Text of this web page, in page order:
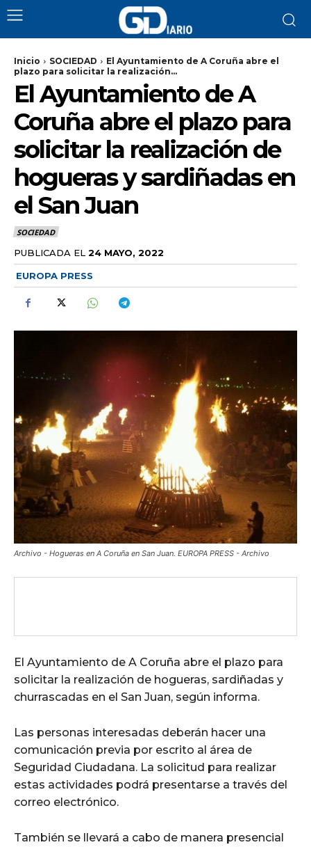
Inicio SOCIEDAD
El Ayuntamiento de A Coruña abre el
plazo para solicitar la realización...
El Ayuntamiento de A
Coruña abre el plazo para
solicitar la realización de
hogueras y sardiñadas en
el San Juan
SOCIEDAD
PUBLICADA EL 24 MAYO, 2022
EUROPA PRESS
Archivo - Hogueras en A Coruña en San Juan. EUROPA PRESS - Archivo
El Ayuntamiento de A Coruña abre el plazo para
solicitar la realización de hogueras, sardiñadas y
churrascadas en el San Juan, según informa.
Las personas interesadas deberán hacer una
comunicación previa por escrito al área de
Seguridad Ciudadana. La solicitud para realizar
estas actividades podrá presentarse a través del
correo electrónico.
También se llevará a cabo de manera presencial